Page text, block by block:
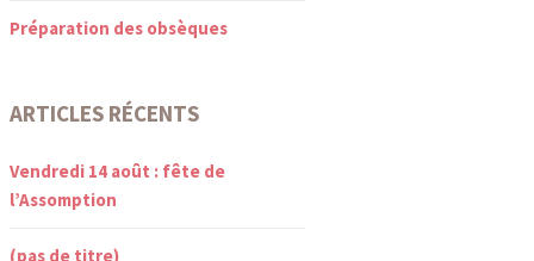
Préparation des obsèques
ARTICLES RÉCENTS
Vendredi 14 août : fête de
l’Assomption
(pas de titre)